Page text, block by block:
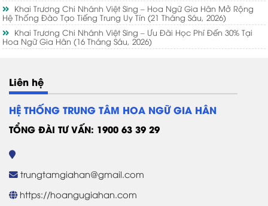
Khai Trương Chi Nhánh Việt Sing – Hoa Ngữ Gia Hân Mở Rộng
Hệ Thống Đào Tạo Tiếng Trung Uy Tín(21 Tháng Sáu, 2026)
Khai Trương Chi Nhánh Việt Sing – Ưu Đãi Học Phí Đến 30% Tại
Hoa Ngữ Gia Hân(16 Tháng Sáu, 2026)
Liên hệ
HỆ THỐNG TRUNG TÂM HOA NGỮ GIA HÂN
TỔNG ĐÀI TƯ VẤN: 1900 63 39 29
trungtamgiahan@gmail.com
https://hoangugiahan.com